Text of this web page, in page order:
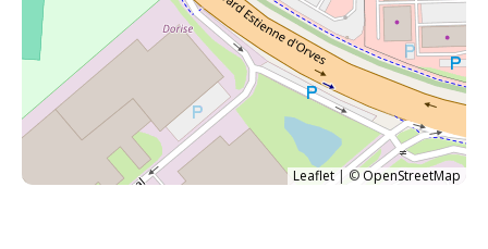
Leaflet | © OpenStreetMap